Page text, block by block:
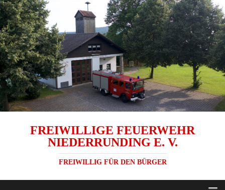
FREIWILLIGE FEUERWEHR
NIEDERRUNDING E. V.
FREIWILLIG FÜR DEN BÜRGER